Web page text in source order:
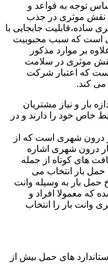
توجه به قواعد و
موثری در جذب
جابجایی با
است که سبب محبوبیت
بر موارد مذکور
موثری در سلامت
که اعتبار شرکت
می کند.
بار و نیاز مشتریان
خاص خود را دارند و در
درون شهری است که از
درون شهری اشاره
های کوتاه از جمله
حمل بار انتخاب می
حمل بار به وسیله وانت
که معمولا افراد و
وانت بار را انتخاب
های حمل بیش از